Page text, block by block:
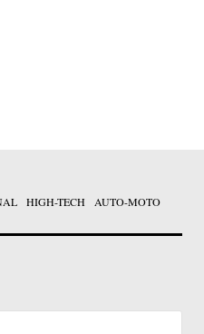
HIGH-TECH AUTO-MOTO